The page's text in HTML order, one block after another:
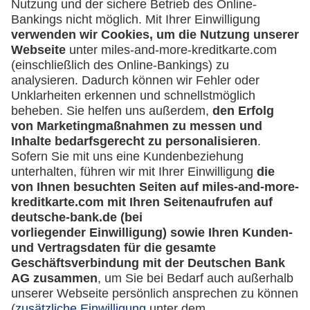
Service
Häufige Fragen
Downloadcenter
Kontakt
Mehr
Kreditkarten-Banking
miles-and-more.com
lufthansa.com
Rechtliches
Impressum
Datenschutz
GmbH)